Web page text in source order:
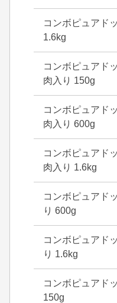
コンボピュアド
1.6kg
コンボピュアド
肉入り 150g
コンボピュアド
肉入り 600g
コンボピュアド
肉入り 1.6kg
コンボピュアド
り 600g
コンボピュアド
り 1.6kg
コンボピュアド
150g